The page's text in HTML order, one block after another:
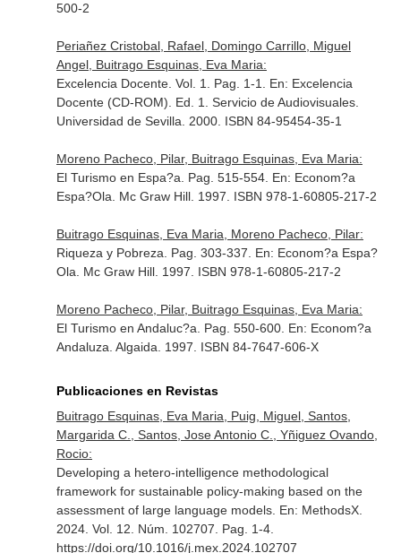
500-2
Periañez Cristobal, Rafael, Domingo Carrillo, Miguel
Angel, Buitrago Esquinas, Eva Maria:
Excelencia Docente. Vol. 1. Pag. 1-1. En: Excelencia
Docente (CD-ROM) . Ed. 1. Servicio de Audiovisuales.
Universidad de Sevilla. 2000. ISBN 84-95454-35-1
Moreno Pacheco, Pilar, Buitrago Esquinas, Eva Maria:
El Turismo en Espa?a. Pag. 515-554. En: Econom?a
Espa?Ola . Mc Graw Hill. 1997. ISBN 978-1-60805-217-2
Buitrago Esquinas, Eva Maria, Moreno Pacheco, Pilar:
Riqueza y Pobreza. Pag. 303-337. En: Econom?a Espa?
Ola . Mc Graw Hill. 1997. ISBN 978-1-60805-217-2
Moreno Pacheco, Pilar, Buitrago Esquinas, Eva Maria:
El Turismo en Andaluc?a. Pag. 550-600. En: Econom?a
Andaluza . Algaida. 1997. ISBN 84-7647-606-X
Publicaciones en Revistas
Buitrago Esquinas, Eva Maria, Puig, Miguel, Santos,
Margarida C., Santos, Jose Antonio C., Yñiguez Ovando,
Rocio:
Developing a hetero-intelligence methodological
framework for sustainable policy-making based on the
assessment of large language models. En: MethodsX.
2024. Vol. 12. Núm. 102707. Pag. 1-4.
https://doi.org/10.1016/j.mex.2024.102707